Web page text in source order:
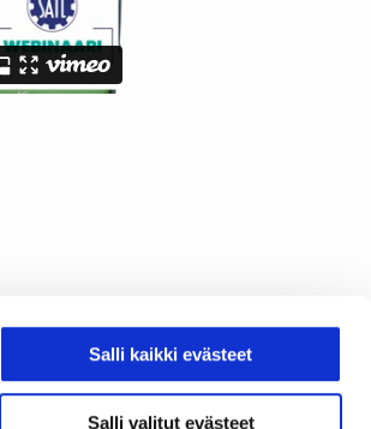
Salli kaikki evästeet
Salli valitut evästeet